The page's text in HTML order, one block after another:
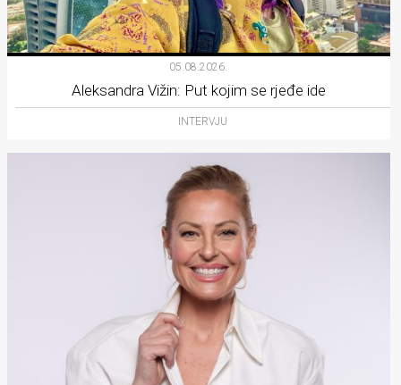
05.08.2026.
Aleksandra Vižin: Put kojim se rjeđe ide
INTERVJU